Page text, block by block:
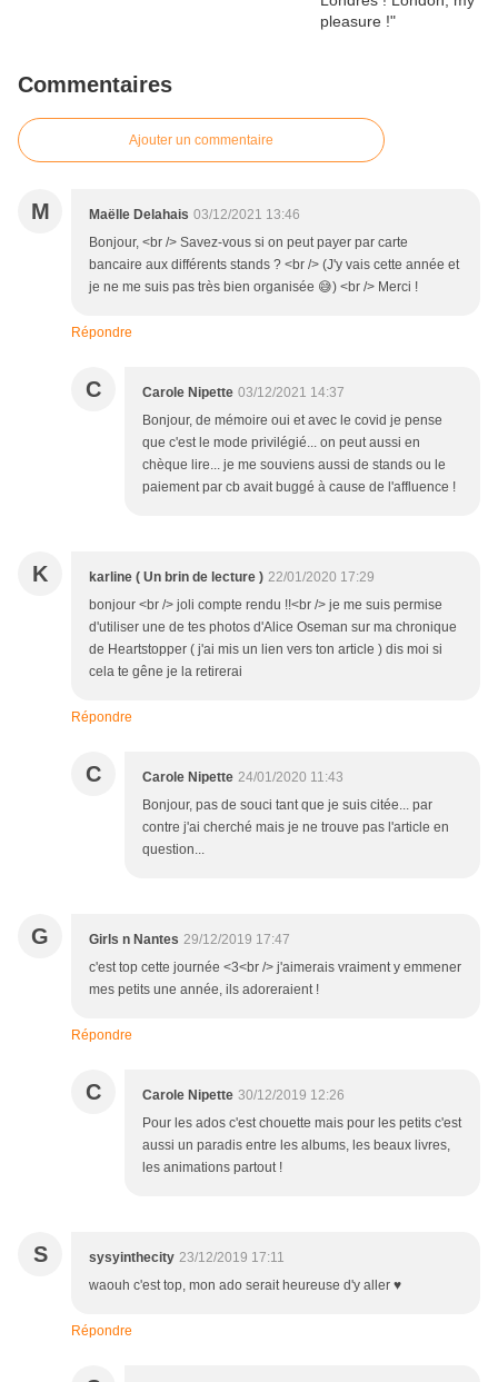
Commentaires
Ajouter un commentaire
M Maëlle Delahais 03/12/2021 13:46
Bonjour, <br /> Savez-vous si on peut payer par carte
bancaire aux différents stands ? <br /> (J'y vais cette année et
je ne me suis pas très bien organisée 😅) <br /> Merci !
Répondre
C Carole Nipette 03/12/2021 14:37
Bonjour, de mémoire oui et avec le covid je pense
que c'est le mode privilégié... on peut aussi en
chèque lire... je me souviens aussi de stands ou le
paiement par cb avait buggé à cause de l'affluence !
K karline ( Un brin de lecture ) 22/01/2020 17:29
bonjour <br /> joli compte rendu !!<br /> je me suis permise
d'utiliser une de tes photos d'Alice Oseman sur ma chronique
de Heartstopper ( j'ai mis un lien vers ton article ) dis moi si
cela te gêne je la retirerai
Répondre
C Carole Nipette 24/01/2020 11:43
Bonjour, pas de souci tant que je suis citée... par
contre j'ai cherché mais je ne trouve pas l'article en
question...
G Girls n Nantes 29/12/2019 17:47
c'est top cette journée <3<br /> j'aimerais vraiment y emmener
mes petits une année, ils adoreraient !
Répondre
C Carole Nipette 30/12/2019 12:26
Pour les ados c'est chouette mais pour les petits c'est
aussi un paradis entre les albums, les beaux livres,
les animations partout !
S sysyinthecity 23/12/2019 17:11
waouh c'est top, mon ado serait heureuse d'y aller ♥
Répondre